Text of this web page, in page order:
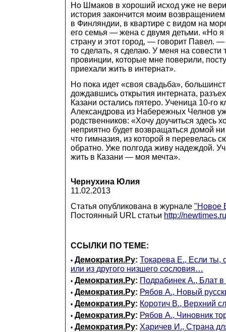
Но Шмаков в хороший исход уже не
история закончится моим
в Финляндии, в квартире с видом на
его семья — жена с двумя детьми. «Но
страну и этот город, — говорит Павел.
то сделать, я сделаю. У меня на совести
провинции, которые мне поверили,
приехали жить в интернат».
Но пока идет «своя свадьба»,
дождавшись открытия интерната,
Казани остались пятеро. Ученица 10-го
Александрова из Набережных Челнов
родственников: «Хочу доучиться здесь
неприятно будет возвращаться домой
что гимназия, из которой я перевелась
обратно. Уже полгода живу надеждой.
жить в Казани — моя мечта».
Чернухина Юлия
11.02.2013
Статья опубликована в журнале "Новое
Постоянный URL статьи http://
ССЫЛКИ ПО ТЕМЕ:
• Демократия.Ру: Токарева Е., Если ты,
или из другого низшего сословия…
• Демократия.Ру: Подрабинек А., Блат в
• Демократия.Ру: Рябов А., Новый
• Демократия.Ру: Коротич В., Верхний
• Демократия.Ру: Рябов А., Чиновник
• Демократия.Ру: Харичев И., Страна